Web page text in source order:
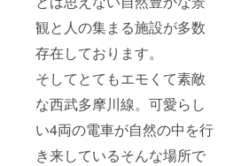
観と人の集まる施設が多数
存在しております。
そしてとてもエモくて素敵
な西武多摩川線。可愛らし
い4両の電車が自然の中を行
き来しているそんな場所で